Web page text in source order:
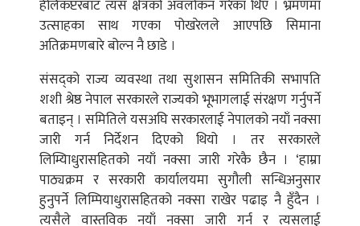
हेलिकप्टरबाट त्यस क्षेत्रको अवलोकन गरेका थिए । भ्रमणमा
उत्साहका साथ गएका पोखरेलले आएपछि सिमाना
अतिक्रमणबारे बोल्न नै छाडे ।
संसद्को राज्य व्यवस्था तथा सुशासन समितिकी सभापति
शशी श्रेष्ठ नेपाल सरकारले राज्यको भूभागलाई संरक्षण गर्नुपर्ने
बताइन् । समितिले यसअघि सरकारलाई नेपालको नयाँ नक्सा
जारी गर्न निर्देशन दिएको थियो । तर सरकारले
लिम्यिाधुरासहितको नयाँ नक्सा जारी गरेकै छैन । ‘हाम्रा
पाठ्यक्रम र सरकारी कार्यालयमा सुगौली सन्धिअनुसार
हुनुपर्ने लिम्पियाधुरासहितको नक्सा राखेर पढाइ नै हुँदैन ।
त्यसैले वास्तविक नयाँ नक्सा जारी गर्न र त्यसलाई